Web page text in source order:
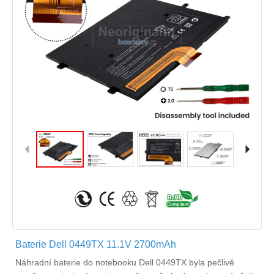
Baterie Dell 0449TX 11.1V 2700mAh
Náhradní baterie do notebooku Dell 0449TX byla pečlivě